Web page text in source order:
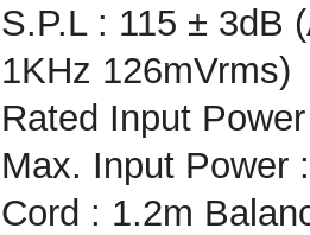
S.P.L : 115 ± 3dB
1KHz 126mVrms)
Rated Input
Max. Input Power
Cord : 1.2m